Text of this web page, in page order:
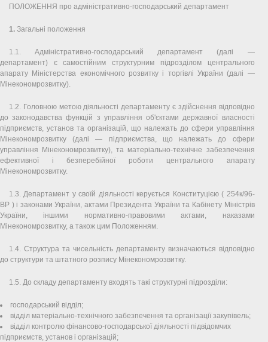
ПОЛОЖЕННЯ про адміністративно-господарський департамент
1. Загальні положення
1.1. Адміністративно-господарський департамент (далі —
департамент) є самостійним структурним підрозділом центрального
апарату Міністерства економічного розвитку і торгівлі України (далі —
Мінекономрозвитку).
1.2. Головною метою діяльності департаменту є здійснення відповідно
до законодавства функцій з управління об'єктами державної власності
підприємств, установ та організацій, що належать до сфери управління
Мінекономрозвитку (далі — підприємства, що належать до сфери
управління Мінекономрозвитку), та матеріально-технічне забезпечення
ефективної і безперебійної роботи центрального апарату
Мінекономрозвитку.
1.3. Департамент у своїй діяльності керується Конституцією ( 254к/96-
ВР ) і законами України, актами Президента України та Кабінету Міністрів
України, іншими нормативно-правовими актами, наказами
Мінекономрозвитку, а також цим Положенням.
1.4. Структура та чисельність департаменту визначаються відповідно
до структури та штатного розпису Мінекономрозвитку.
1.5. До складу департаменту входять такі структурні підрозділи:
господарський відділ;
відділ матеріально-технічного забезпечення та організації закупівель;
відділ контролю фінансово-господарської діяльності підвідомчих
підприємств, установ і організацій;